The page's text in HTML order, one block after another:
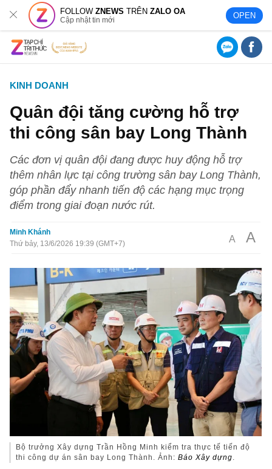
FOLLOWZNEWS TRÊNZALO OA
Cập nhật tin mới OPEN
KINH DOANH
Quân đội tăng cường hỗ trợ
thi công sân bay Long Thành
Các đơn vị quân đội đang được huy động hỗ trợ
thêm nhân lực tại công trường sân bay Long Thành,
góp phần đẩy nhanh tiến độ các hạng mục trọng
điểm trong giai đoạn nước rút.
Minh Khánh
Thứ bảy, 13/6/2026 19:39 (GMT+7)
A A
Bộ trưởng Xây dựng Trần Hồng Minh kiểm tra thực tế tiến độ
thi công dự án sân bay Long Thành. Ảnh:Báo Xây dựng.